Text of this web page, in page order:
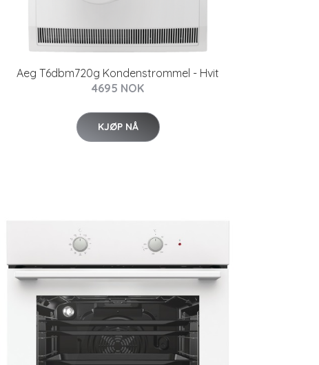
Aeg T6dbm720g Kondenstrommel - Hvit
4695 NOK
KJØP NÅ